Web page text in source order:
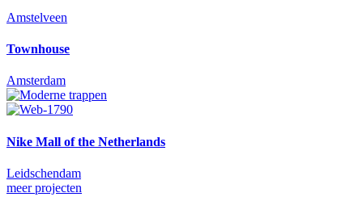
Amstelveen
Townhouse
Amsterdam
Nike Mall of the Netherlands
Leidschendam
meer projecten